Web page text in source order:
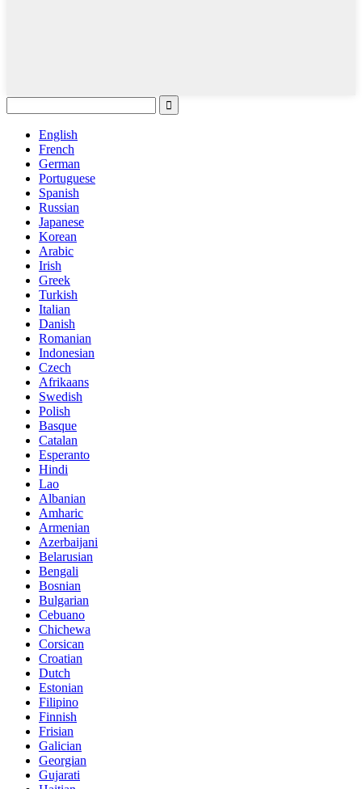
English
French
German
Portuguese
Spanish
Russian
Japanese
Korean
Arabic
Irish
Greek
Turkish
Italian
Danish
Romanian
Indonesian
Czech
Afrikaans
Swedish
Polish
Basque
Catalan
Esperanto
Hindi
Lao
Albanian
Amharic
Armenian
Azerbaijani
Belarusian
Bengali
Bosnian
Bulgarian
Cebuano
Chichewa
Corsican
Croatian
Dutch
Estonian
Filipino
Finnish
Frisian
Galician
Georgian
Gujarati